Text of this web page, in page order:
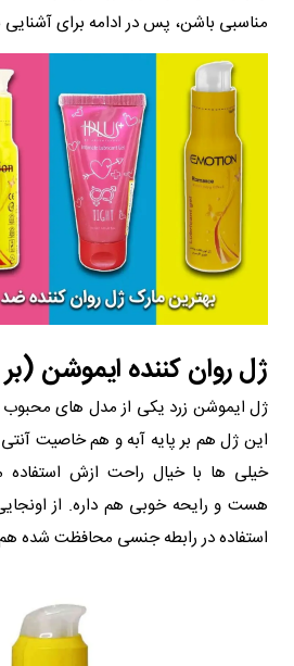
مناسبی باشن، پس در ادامه برای آشنایی
ژل روان‌ کننده ایموشن
ژل ایموشن زرد یکی از مدل‌ های محبوب
این ژل هم بر پایه آبه و هم خاصیت آنتی‌
خیلی‌ ها با خیال راحت ازش استفاده
هست و رایحه خوبی هم داره. از
استفاده در رابطه جنسی محافظت شده